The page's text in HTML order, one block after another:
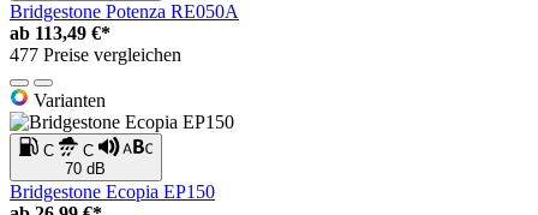
Bridgestone Potenza RE050A
ab 113,49 €*
477 Preise vergleichen
Varianten
C
C
70 dB
Bridgestone Ecopia EP150